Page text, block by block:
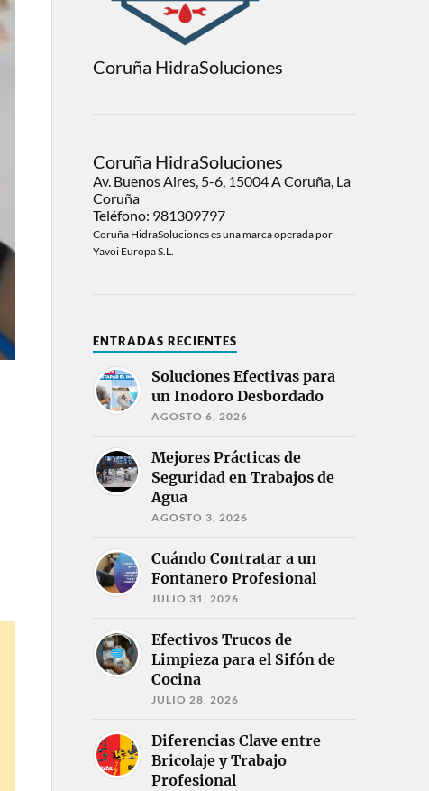
Coruña HidraSoluciones
Coruña HidraSoluciones
Av. Buenos Aires, 5-6, 15004 A Coruña, La
Coruña
Teléfono: 981309797
Coruña HidraSoluciones es una marca operada por
Yavoi Europa S.L.
ENTRADAS RECIENTES
Soluciones Efectivas para
un Inodoro Desbordado
AGOSTO 6, 2026
Mejores Prácticas de
Seguridad en Trabajos de
Agua
AGOSTO 3, 2026
Cuándo Contratar a un
Fontanero Profesional
JULIO 31, 2026
Efectivos Trucos de
Limpieza para el Sifón de
Cocina
JULIO 28, 2026
Diferencias Clave entre
Bricolaje y Trabajo
Profesional